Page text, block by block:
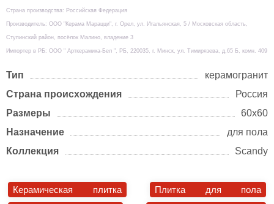
Страна производства: Российская Федерация
Производитель: ООО "Керама Марацци", г. Орел, ул. Итальянская, 5 / Московская область,
Ступинский район, посёлок Малино, владение 3
Импортер в РБ: ООО " Арткерамика-Бел ", РБ, 220035, г. Минск, ул. Тимирязева, д.65 Б, комн. 409
Тип
керамогранит
Страна происхождения
Россия
Размеры
60х60
Назначение
для пола
Коллекция
Scandy
Керамическая плитка
Плитка для пола